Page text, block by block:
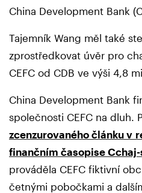
China Development Bank
Tajemník Wang měl také
zprostředkovat úvěr pro
CEFC od CDB ve výši 4,8
China Development Bank
společnosti CEFC na dluh.
zcenzurovaného článku v
finančním časopise
prováděla CEFC fiktivní
četnými pobočkami a